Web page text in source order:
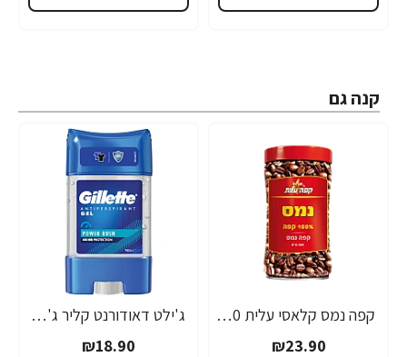
קנה גם
קפה נמס קלאסי עלית 200 גרם
₪23.90
ג'ילט דאודורנט קליר ג'ל POWER RUSH פאוור ראש 70 מ"ל - מבית Gillette
₪18.90